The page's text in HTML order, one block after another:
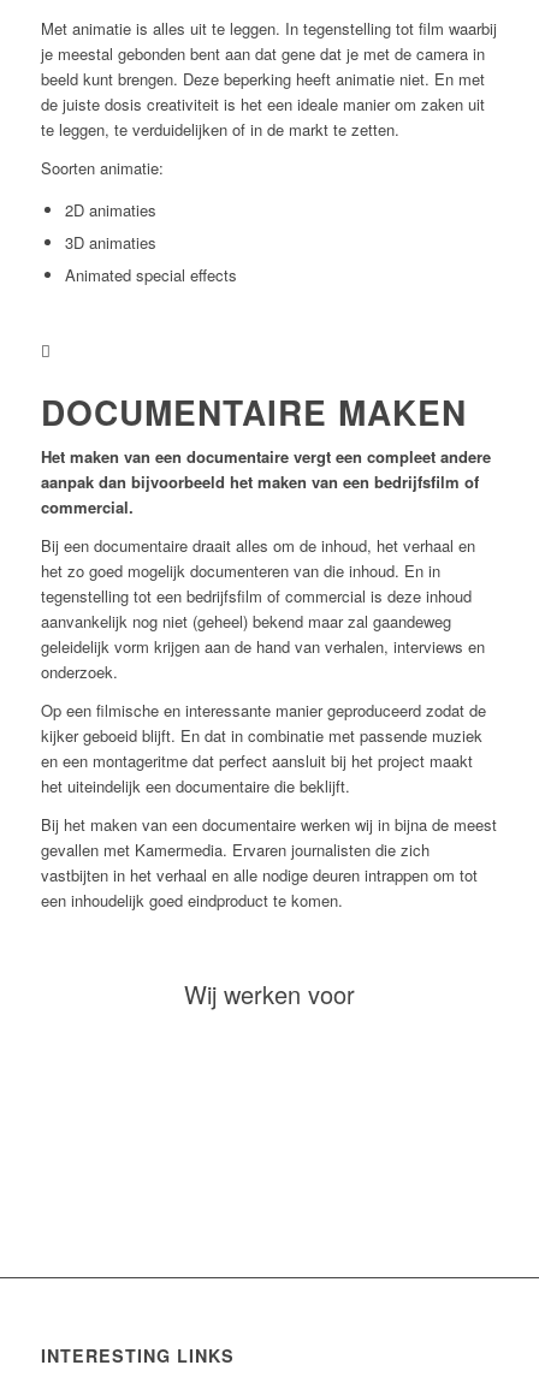
Met animatie is alles uit te leggen. In tegenstelling tot film waarbij
je meestal gebonden bent aan dat gene dat je met de camera in
beeld kunt brengen. Deze beperking heeft animatie niet. En met
de juiste dosis creativiteit is het een ideale manier om zaken uit
te leggen, te verduidelijken of in de markt te zetten.
Soorten animatie:
2D animaties
3D animaties
Animated special effects
DOCUMENTAIRE MAKEN
Het maken van een documentaire vergt een compleet andere
aanpak dan bijvoorbeeld het maken van een bedrijfsfilm of
commercial.
Bij een documentaire draait alles om de inhoud, het verhaal en
het zo goed mogelijk documenteren van die inhoud. En in
tegenstelling tot een bedrijfsfilm of commercial is deze inhoud
aanvankelijk nog niet (geheel) bekend maar zal gaandeweg
geleidelijk vorm krijgen aan de hand van verhalen, interviews en
onderzoek.
Op een filmische en interessante manier geproduceerd zodat de
kijker geboeid blijft. En dat in combinatie met passende muziek
en een montageritme dat perfect aansluit bij het project maakt
het uiteindelijk een documentaire die beklijft.
Bij het maken van een documentaire werken wij in bijna de meest
gevallen met Kamermedia. Ervaren journalisten die zich
vastbijten in het verhaal en alle nodige deuren intrappen om tot
een inhoudelijk goed eindproduct te komen.
Wij werken voor
INTERESTING LINKS